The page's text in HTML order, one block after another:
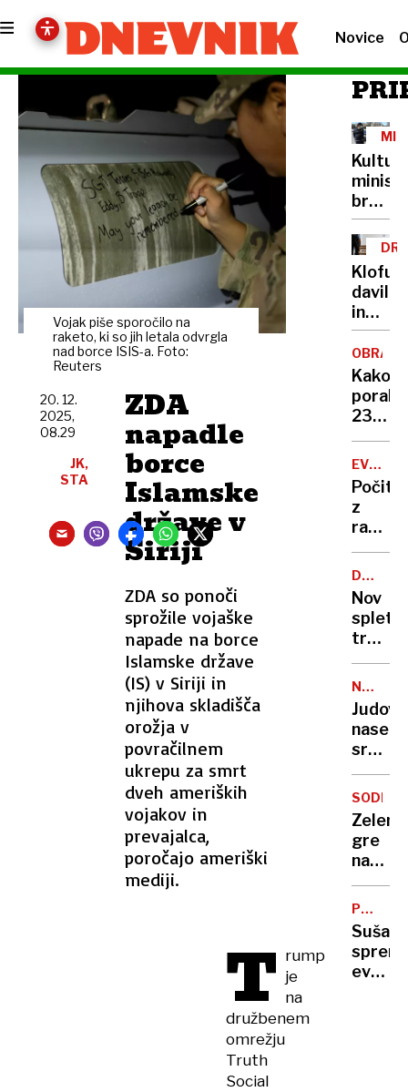
Novice
Vojak piše sporočilo na
raketo, ki so jih letala odvrgla
nad borce ISIS-a. Foto:
Reuters
ZDA
napadle
borce
Islamske
države v
Siriji
ZDA so ponoči
sprožile vojaške
napade na borce
Islamske države
(IS) v Siriji in
njihova skladišča
orožja v
povračilnem
ukrepu za smrt
dveh ameriških
vojakov in
prevajalca,
poročajo ameriški
mediji.
20. 12.
2025,
08.29
JK,
STA
T rump
je
na
družbenem
omrežju
Truth
Social
brez
Cigler
Kralj
za
avto
davil
in
grozil
z
nožem,
v
zapor
bo
treba
Kako
236
v
štirih
EVROPA
GORI
z
na
požar:
poletni
požari
vse
hujši?
Nov
spletni
trend
skrbi
slog
sredi
noči
požgali
vas
na
bregu,
več
gre
na
obisk
k
Vučiću:
"To
je za
Ruse
Suša